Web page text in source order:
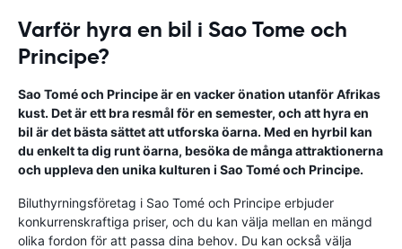
Varför hyra en bil i Sao Tome och
Principe?
Sao Tomé och Principe är en vacker önation utanför Afrikas
kust. Det är ett bra resmål för en semester, och att hyra en
bil är det bästa sättet att utforska öarna. Med en hyrbil kan
du enkelt ta dig runt öarna, besöka de många attraktionerna
och uppleva den unika kulturen i Sao Tomé och Principe.
Biluthyrningsföretag i Sao Tomé och Principe erbjuder
konkurrenskraftiga priser, och du kan välja mellan en mängd
olika fordon för att passa dina behov. Du kan också välja